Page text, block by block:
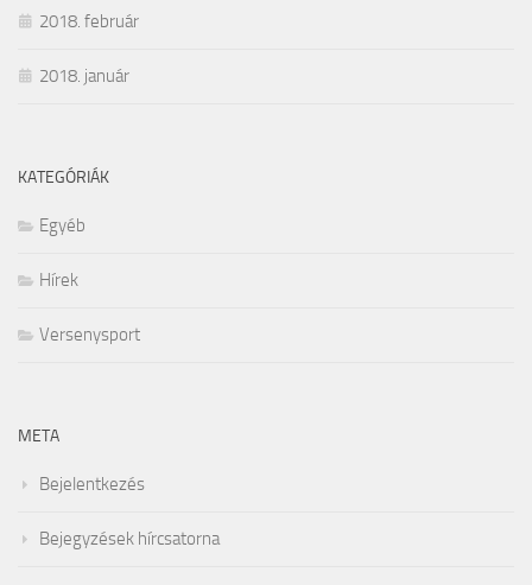
2018. február
2018. január
KATEGÓRIÁK
Egyéb
Hírek
Versenysport
META
Bejelentkezés
Bejegyzések hírcsatorna